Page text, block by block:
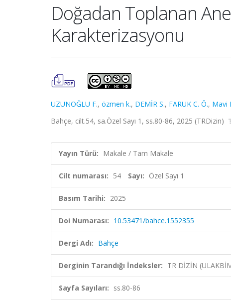
Doğadan Toplanan
Karakterizasyonu
UZUNOĞLU F., özmen k., DEMİR S., FARUK C. Ö., Mavi
Bahçe, cilt.54, sa.Özel Sayı 1, ss.80-86, 2025 (TRDizin)
Yayın Türü: Makale / Tam Makale
Cilt numarası: 54 Sayı: Özel Sayı 1
Basım Tarihi: 2025
Doi Numarası: 10.53471/bahce.1552355
Dergi Adı: Bahçe
Derginin Tarandığı İndeksler: TR DİZİN
Sayfa Sayıları: ss.80-86